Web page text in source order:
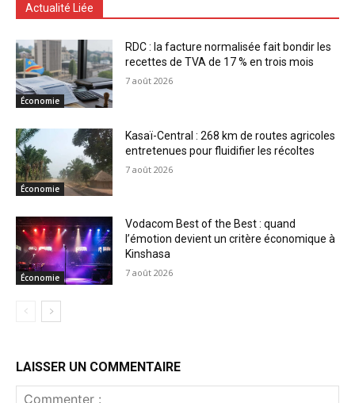
Actualité Liée
Économie
RDC : la facture normalisée fait bondir les
recettes de TVA de 17 % en trois mois
7 août 2026
Économie
Kasaï-Central : 268 km de routes agricoles
entretenues pour fluidifier les récoltes
7 août 2026
Économie
Vodacom Best of the Best : quand
l’émotion devient un critère économique à
Kinshasa
7 août 2026
LAISSER UN COMMENTAIRE